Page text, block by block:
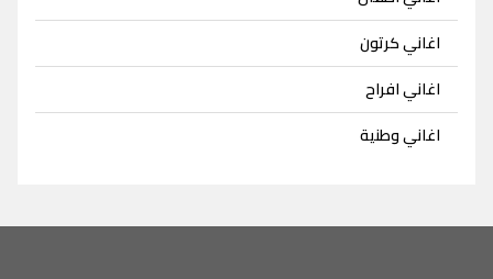
اغاني كرتون
اغاني افراح
اغاني وطنية